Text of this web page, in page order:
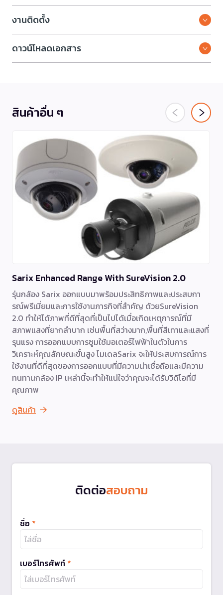
งานติดตั้ง
ดาวน์โหลดเอกสาร
สินค้าอื่น ๆ
Sarix Enhanced Range With SureVision 2.0
รุ่นกล้อง Sarix ออกแบบมาพร้อมประสิทธิภาพและประสบกา
รณ์พรีเมี่ยมและการใช้งานภารกิจที่สำคัญ ด้วยSureVision
2.0 ทำให้ได้ภาพที่ดีที่สุดที่เป็นไปได้เมื่อเกิดเหตุการณ์ที่มี
สภาพแสงที่ยากลำบาก เช่นพื้นที่สว่างมาก,พื้นที่สีเทาและแสงที่
รุนแรง การออกแบบการซูมใช้มอเตอร์ไฟฟ้าในตัวในการ
วิเคราะห์คุณลักษณะขั้นสูง โมเดลSarix จะให้ประสบการณ์การ
ใช้งานที่ดีที่สุดของการออกแบบที่มีความน่าเชื่อถือและมีความ
ทนทานกล้อง IP เหล่านี้จะทำให้แน่ใจว่าคุณจะได้รับวิดีโอที่มี
คุณภาพ
ดูสินค้า
ติดต่อสอบถาม
ชื่อ *
เบอร์โทรศัพท์ *